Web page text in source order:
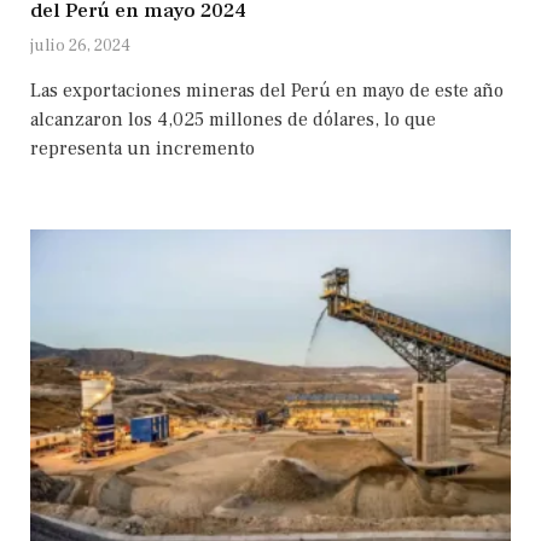
del Perú en mayo 2024
julio 26, 2024
Las exportaciones mineras del Perú en mayo de este año
alcanzaron los 4,025 millones de dólares, lo que
representa un incremento